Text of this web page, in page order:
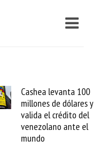
El buque Wave
Sentinel
reparación del
cable de Cirion